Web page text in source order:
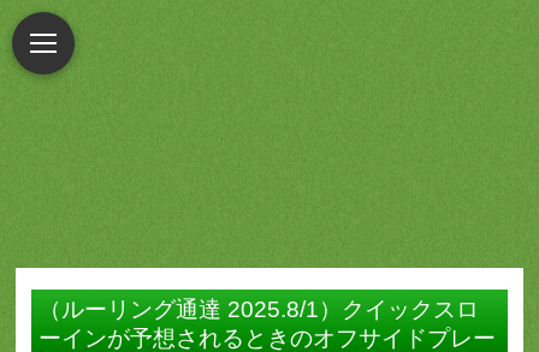
（ルーリング通達 2025.8/1）クイックスロ
ーインが予想されるときのオフサイドプレー